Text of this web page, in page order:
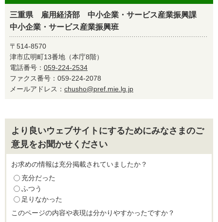
三重県 雇用経済部 中小企業・サービス産業振興課
中小企業・サービス産業振興班
〒514-8570
津市広明町13番地（本庁8階）
電話番号： 059-224-2534
ファクス番号：059-224-2078
メールアドレス： chusho@pref.mie.lg.jp
より良いウェブサイトにするためにみなさまのご
意見をお聞かせください
お求めの情報は充分掲載されていましたか？
充分だった
ふつう
足りなかった
このページの内容や表現は分かりやすかったですか？